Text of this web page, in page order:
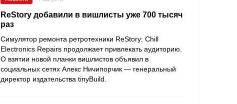
ReStory добавили в вишлисты уже 700 тысяч
раз
Симулятор ремонта ретротехники ReStory: Chill
Electronics Repairs продолжает привлекать аудиторию.
О взятии новой планки вишлистов объявил в
социальных сетях Алекс Ничипорчик — генеральный
директор издательства tinyBuild.